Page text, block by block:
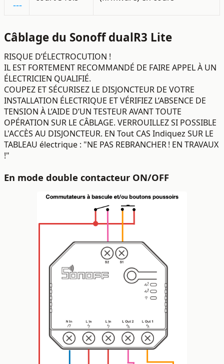
---
Câblage du Sonoff dualR3 Lite
RISQUE D’ÉLECTROCUTION !
IL EST FORTEMENT RECOMMANDÉ DE FAIRE APPEL À UN
ÉLECTRICIEN QUALIFIÉ.
COUPEZ ET SÉCURISEZ LE DISJONCTEUR DE VOTRE
INSTALLATION ÉLECTRIQUE ET VÉRIFIEZ L’ABSENCE DE
TENSION À L’AIDE D’UN TESTEUR AVANT TOUTE
OPÉRATION SUR LE CÂBLAGE. VERROUILLEZ SI POSSIBLE
L'ACCÈS AU DISJONCTEUR. EN Tout CAS Indiquez SUR LE
TABLEAU électrique : "NE PAS REBRANCHER ! EN TRAVAUX
!"
En mode double contacteur ON/OFF